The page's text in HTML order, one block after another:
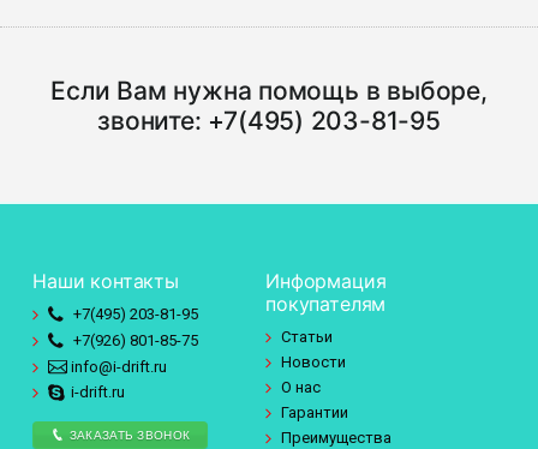
Если Вам нужна помощь в выборе,
звоните: +7(495) 203-81-95
Наши контакты
+7(495) 203-81-95
+7(926) 801-85-75
info@i-drift.ru
i-drift.ru
ЗАКАЗАТЬ ЗВОНОК
Информация
покупателям
Статьи
Новости
О нас
Гарантии
Преимущества